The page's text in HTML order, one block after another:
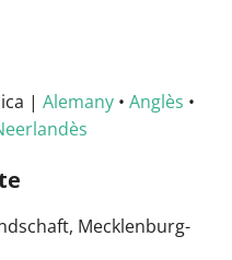
| Alemany• Anglès •
Mecklenburg-